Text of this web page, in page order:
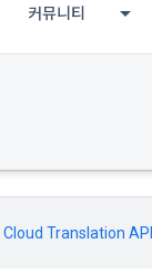
커뮤니티
Cloud Translation API